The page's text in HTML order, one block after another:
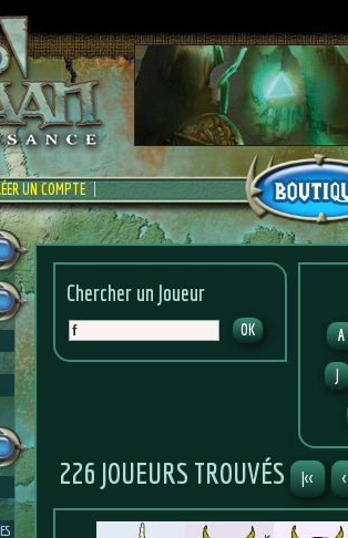
UN COMPTE
Chercher un Joueur
A
J
226 JOUEURS TROUVÉS |<< <